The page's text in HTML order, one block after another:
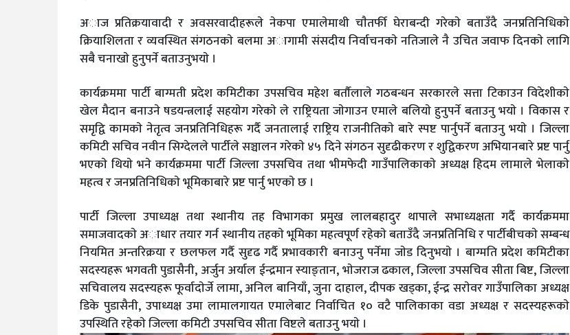
अाज प्रतिक्रयावादी र अवसरवादीहरूले नेकपा एमालेमाथी चाैतर्फी घेराबन्दी गरेकाे बताउँदै जनप्रतिनिधिकाे
क्रियाशिलता र व्यवस्थित संगठनकाे बलमा अागामी संसदीय निर्वाचनकाे नतिजाले नै उचित जवाफ दिनकाे लागि
सबै चनाखाे हुनुपर्ने बताउनुभयाे ।
कार्यक्रममा पार्टी बाग्मती प्रदेश कमिटीका उपसचिव महेश बर्ताैलाले गठबन्धन सरकारले सत्ता टिकाउन विदेशीकाे
खेल मैदान बनाउने षडयन्त्रलाई सहयाेग गरेकाे ले राष्ट्रियता जाेगाउन एमाले बलियाे हुनुपर्ने बताउनु भयाे । विकास र
समृद्वि कामकाे नेतृत्व जनप्रतिनिधिहरू गर्दै जनतालाई राष्ट्रिय राजनीतिकाे बारे स्पष्ट पार्नुपर्ने बताउनु भयाे । जिल्ला
कमिटी सचिव नवीन सिग्देलले पार्टीले सञ्चालन गरेकाे ४५ दिने संगठन सुदृढीकरण र शुद्विकरण अभियानबारे प्रष्ट पार्नु
भएकाे थियाे भने कार्यक्रममा पार्टी जिल्ला उपसचिव तथा भीमफेदी गाउँपालिकाकाे अध्यक्ष हिदम लामाले भेलाकाे
महत्व र जनप्रतिनिधिकाे भूमिकाबारे प्रष्ट पार्नु भएकाे छ ।
पार्टी जिल्ला उपाध्यक्ष तथा स्थानीय तह विभागका प्रमुख लालबहादुर थापाले सभाध्यक्षता गर्दै कार्यक्रममा
समाजवादकाे अाधार तयार गर्न स्थानीय तहकाे भूमिका महत्वपूर्ण रहेकाे बताउँदै जनप्रतिनिधि र पार्टीबीचकाे सम्बन्ध
नियमित अन्तरिक्रया र छलफल गर्दै सुदृढ गर्दै प्रभावकारी बनाउनु पर्नेमा जाेड दिनुभयाे । बाग्मति प्रदेश कमिटीका
सदस्यहरू भगवती पुडासैनी, अर्जुन अर्याल ईन्द्रमान स्याङ्तान, भाेजराज ढकाल, जिल्ला उपसचिव सीता बिष्ट, जिल्ला
सचिवालय सदस्यहरू फूर्वादाेर्जे लामा, अनिल बानियाँ, जुना दाहाल, दीपक खड्का, ईन्द्र सराेवर गाउँपालिका अध्यक्ष
डिके पुडासैनी, उपाध्यक्ष उमा लामालगायत एमालेबाट निर्वाचित १० वटै पालिकाका वडा अध्यक्ष र सदस्यहरूकाे
उपस्थिति रहेकाे जिल्ला कमिटी उपसचिव सीता विष्टले बताउनु भयाे ।